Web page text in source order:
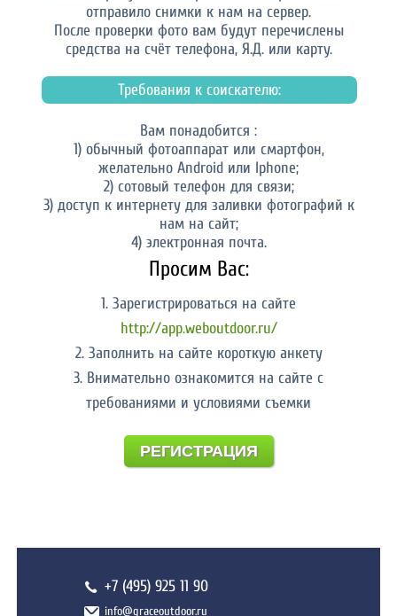
отправило снимки к нам на сервер.
После проверки фото вам будут перечислены
средства на счёт телефона, Я.Д. или карту.
Требования к соискателю:
Вам понадобится :
1) обычный фотоаппарат или смартфон,
желательно Android или Iphone;
2) сотовый телефон для связи;
3) доступ к интернету для заливки фотографий к
нам на сайт;
4) электронная почта.
Просим Вас:
1. Зарегистрироваться на сайте
http://app.weboutdoor.ru/
2. Заполнить на сайте короткую анкету
3. Внимательно ознакомится на сайте с
требованиями и условиями съемки
РЕГИСТРАЦИЯ
+7 (495) 925 11 90
info@graceoutdoor.ru